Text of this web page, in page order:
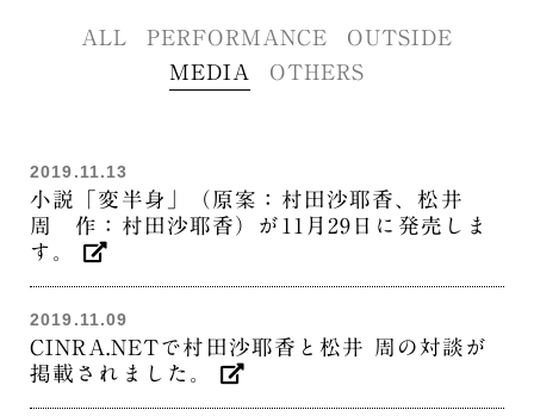
ALL PERFORMANCE
OUTSIDE
MEDIA
OTHERS
2019.11.13
小説「変半身」（原案：村田沙耶香、松井
周 作：村田沙耶香）が11月29日に発売しま
す。
2019.11.09
CINRA.NETで村田沙耶香と松井 周の対談が
掲載されました。